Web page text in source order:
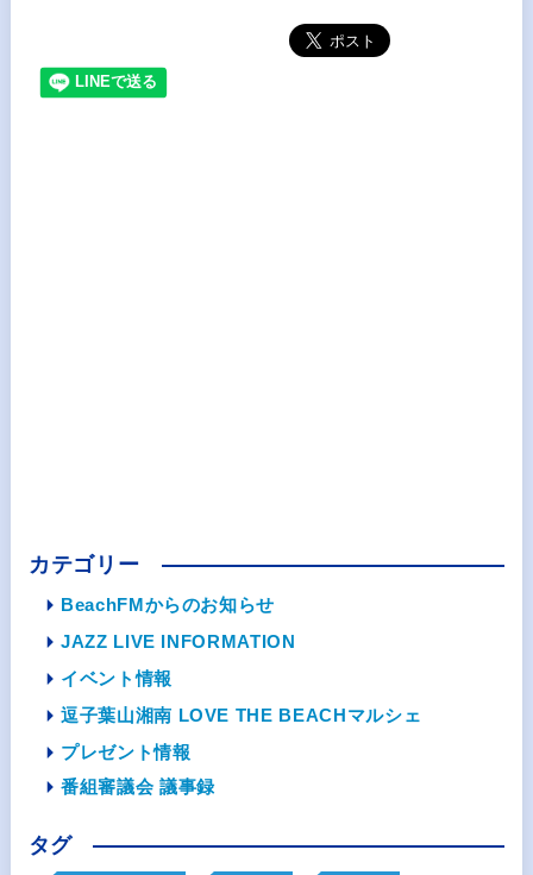
カテゴリー
BeachFMからのお知らせ
JAZZ LIVE INFORMATION
イベント情報
逗子葉山湘南 LOVE THE BEACHマルシェ
プレゼント情報
番組審議会 議事録
タグ